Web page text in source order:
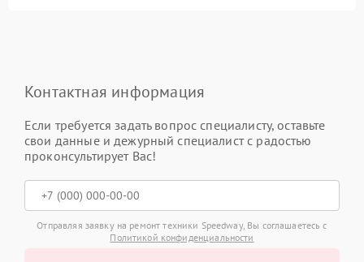
Контактная информация
Если требуется задать вопрос специалисту, оставьте
свои данные и дежурный специалист с радостью
проконсультирует Вас!
Отправляя заявку на ремонт техники Speedway, Вы соглашаетесь с
Политикой конфиденциальности